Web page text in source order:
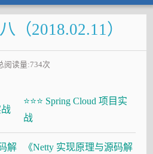
（2018.02.11）
阅读量:734次
战
⭐⭐⭐ Spring Cloud 项目实
战
解
《Netty 实现原理与源码解